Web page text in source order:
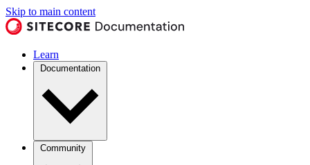
Skip to main content
Learn
Documentation
Community